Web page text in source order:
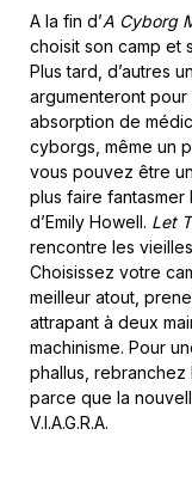
A la fin d’A Cyborg
choisit son camp et
Plus tard, d’autres
argumenteront pour
absorption de
cyborgs, même un
vous pouvez être
plus faire
d’Emily Howell. Let
rencontre les
Choisissez votre
meilleur atout,
attrapant à deux
machinisme. Pour
phallus,
parce que la
V.I.A.G.R.A.